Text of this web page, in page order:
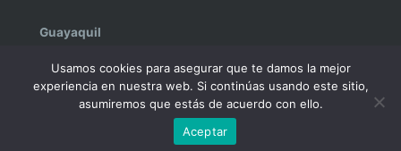
Guayaquil
Usamos cookies para asegurar que te damos la mejor
experiencia en nuestra web. Si continúas usando este sitio,
asumiremos que estás de acuerdo con ello.
Aceptar